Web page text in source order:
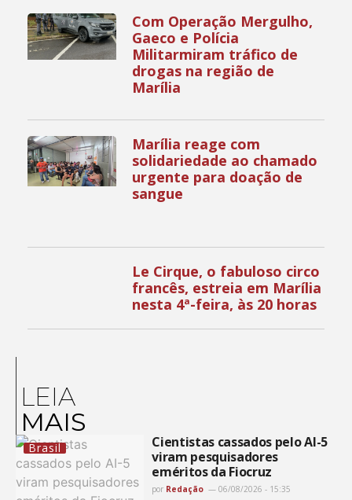
Com Operação Mergulho,
Gaeco e Polícia
Militarmiram tráfico de
drogas na região de
Marília
Marília reage com
solidariedade ao chamado
urgente para doação de
sangue
Le Cirque, o fabuloso circo
francês, estreia em Marília
nesta 4ª-feira, às 20 horas
LEIA
MAIS
Brasil
Cientistas cassados pelo AI-5
viram pesquisadores
eméritos da Fiocruz
por Redação 06/08/2026 - 15:35